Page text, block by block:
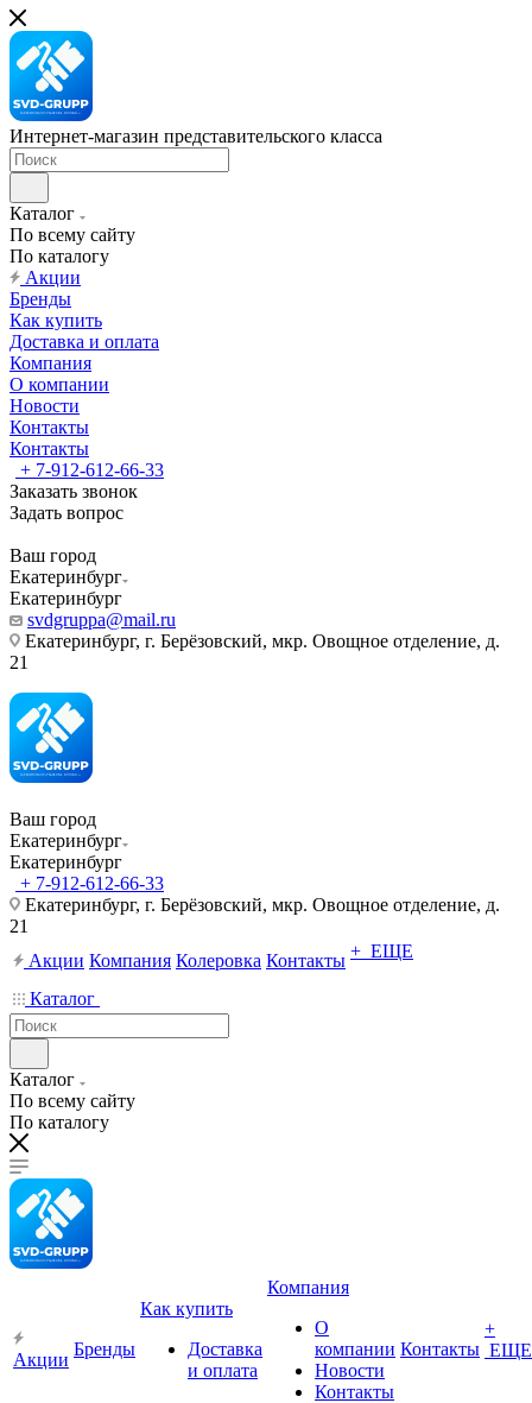
Интернет-магазин представительского класса
Каталог
По всему сайту
По каталогу
Акции
Бренды
Как купить
Доставка и оплата
Компания
О компании
Новости
Контакты
Контакты
+ 7-912-612-66-33
Заказать звонок
Задать вопрос
Ваш город
Екатеринбург
Екатеринбург
svdgruppa@mail.ru
Екатеринбург, г. Берёзовский, мкр. Овощное отделение, д.
21
Ваш город
Екатеринбург
Екатеринбург
+ 7-912-612-66-33
Екатеринбург, г. Берёзовский, мкр. Овощное отделение, д.
21
Акции Компания Колеровка Контакты + ЕЩЕ
Каталог
Каталог
По всему сайту
По каталогу
Акции
Бренды
Как купить
Доставка
и оплата
Компания
О
компании
Новости
Контакты
Контакты
+
ЕЩЕ